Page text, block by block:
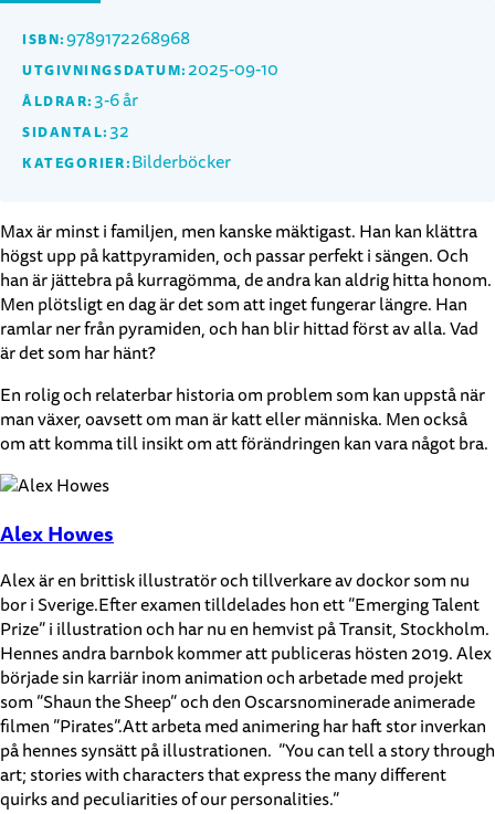
ISBN:9789172268968
UTGIVNINGSDATUM: 2025-09-10
ÅLDRAR:3-6 år
SIDANTAL:32
KATEGORIER:Bilderböcker
Max är minst i familjen, men kanske mäktigast. Han kan klättra
högst upp på kattpyramiden, och passar perfekt i sängen. Och
han är jättebra på kurragömma, de andra kan aldrig hitta honom.
Men plötsligt en dag är det som att inget fungerar längre. Han
ramlar ner från pyramiden, och han blir hittad först av alla. Vad
är det som har hänt?
En rolig och relaterbar historia om problem som kan uppstå när
man växer, oavsett om man är katt eller människa. Men också
om att komma till insikt om att förändringen kan vara något bra.
Alex Howes
Alex är en brittisk illustratör och tillverkare av dockor som nu
bor i Sverige.Efter examen tilldelades hon ett ”Emerging Talent
Prize” i illustration och har nu en hemvist på Transit, Stockholm.
Hennes andra barnbok kommer att publiceras hösten 2019. Alex
började sin karriär inom animation och arbetade med projekt
som ”Shaun the Sheep” och den Oscarsnominerade animerade
filmen ”Pirates”.Att arbeta med animering har haft stor inverkan
på hennes synsätt på illustrationen. ”You can tell a story through
art; stories with characters that express the many different
quirks and peculiarities of our personalities.”